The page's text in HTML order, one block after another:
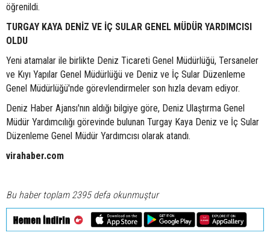
öğrenildi.
TURGAY KAYA DENİZ VE İÇ SULAR GENEL MÜDÜR YARDIMCISI
OLDU
Yeni atamalar ile birlikte Deniz Ticareti Genel Müdürlüğü, Tersaneler
ve Kıyı Yapılar Genel Müdürlüğü ve Deniz ve İç Sular Düzenleme
Genel Müdürlüğü'nde görevlendirmeler son hızla devam ediyor.
Deniz Haber Ajansı'nın aldığı bilgiye göre, Deniz Ulaştırma Genel
Müdür Yardımcılığı görevinde bulunan Turgay Kaya Deniz ve İç Sular
Düzenleme Genel Müdür Yardımcısı olarak atandı.
virahaber.com
Bu haber toplam 2395 defa okunmuştur